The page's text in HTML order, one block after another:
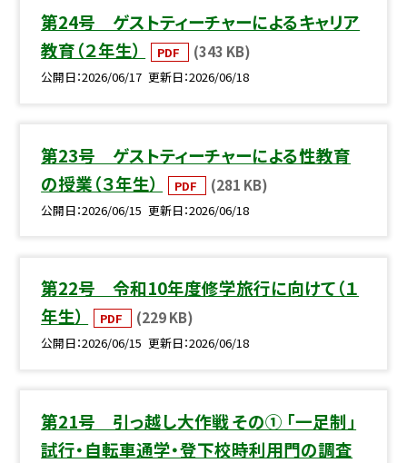
第24号 ゲストティーチャーによるキャリア
教育（２年生）
PDF (343 KB)
公開日 2026/06/17 更新日 2026/06/18
第23号 ゲストティーチャーによる性教育
の授業（３年生）
PDF (281 KB)
公開日 2026/06/15 更新日 2026/06/18
第22号 令和10年度修学旅行に向けて（１
年生）
PDF (229 KB)
公開日 2026/06/15 更新日 2026/06/18
第21号 引っ越し大作戦 その① 「一足制」
試行・自転車通学・登下校時利用門の調査